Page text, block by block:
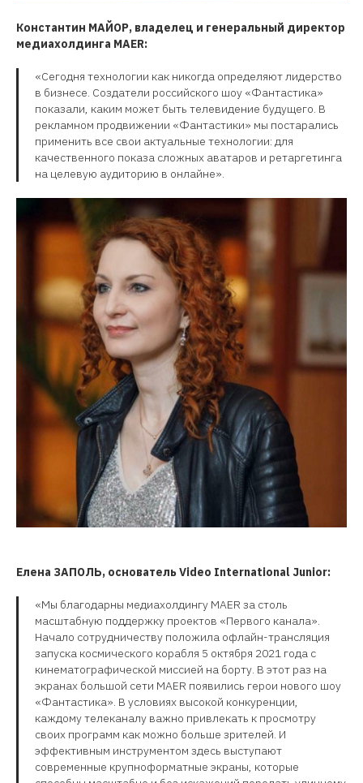
Константин МАЙОР, владелец и генеральный директор
медиахолдинга MAER:
«Сегодня технологии как никогда определяют лидерство
в бизнесе. Создатели российского шоу «Фантастика»
показали, каким может быть телевидение будущего. В
рекламном продвижении «Фантастики» мы постарались
применить все свои актуальные технологии: для
качественного показа сложных аватаров и ретаргетинга
на целевую аудиторию в онлайне».
Елена ЗАПОЛЬ, основатель Video International Junior:
«Мы благодарны медиахолдингу MAER за столь
масштабную поддержку проектов «Первого канала».
Начало сотрудничеству положила офлайн-трансляция
запуска космического корабля 5 октября 2021 года с
кинематографической миссией на борту. В этот раз на
экранах большой сети MAER появились герои нового шоу
«Фантастика». В условиях высокой конкуренции,
каждому телеканалу важно привлекать к просмотру
своих программ как можно больше зрителей. И
эффективным инструментом здесь выступают
современные крупноформатные экраны, которые